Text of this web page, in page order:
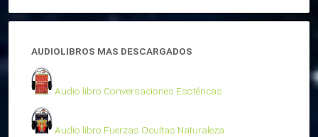
AUDIOLIBROS MAS DESCARGADOS
Audio libro Conversaciones Esotéricas
Audio libro Fuerzas Ocultas Naturaleza